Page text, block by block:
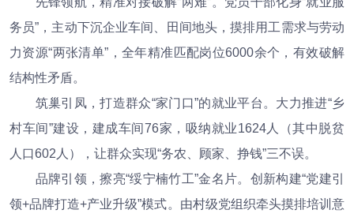
务员”，主动下沉企业车间、田间地头，摸排用工需求与劳动
力资源“两张清单”，全年精准匹配岗位6000余个，有效破解
结构性矛盾。
筑巢引凤，打造群众“家门口”的就业平台。大力推进“乡
村车间”建设，建成车间76家，吸纳就业1624人（其中脱贫
人口602人），让群众实现“务农、顾家、挣钱”三不误。
品牌引领，擦亮“绥宁楠竹工”金名片。创新构建“党建引
领+品牌打造+产业升级”模式。由村级党组织牵头摸排培训意